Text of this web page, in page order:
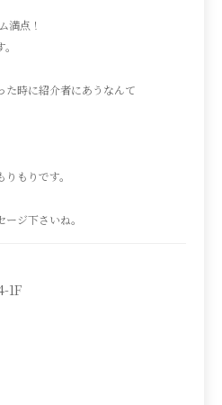
満点！
た時に紹介者にあうなんて
もりです。
ジ下さいね。
1F